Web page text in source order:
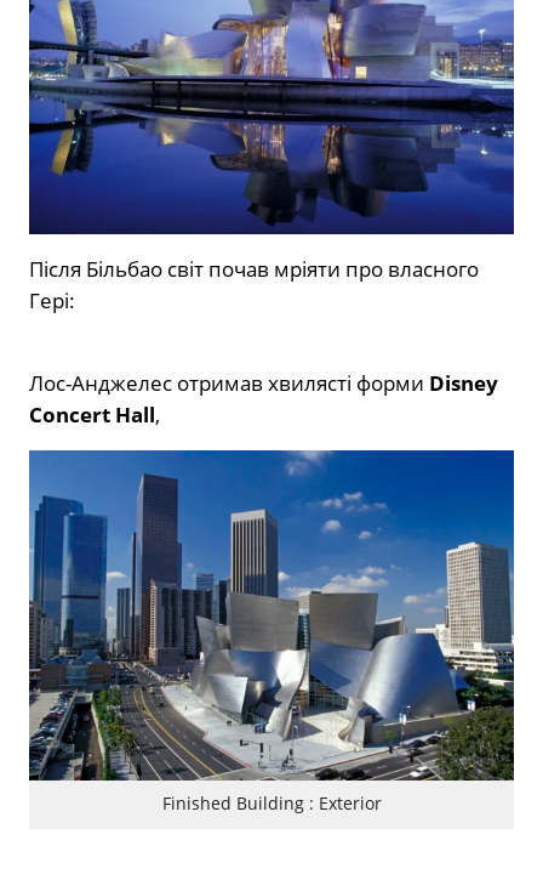
Після Більбао світ почав мріяти про власного
Гері:
Лос-Анджелес отримав хвилясті форми Disney
Concert Hall,
Finished Building : Exterior